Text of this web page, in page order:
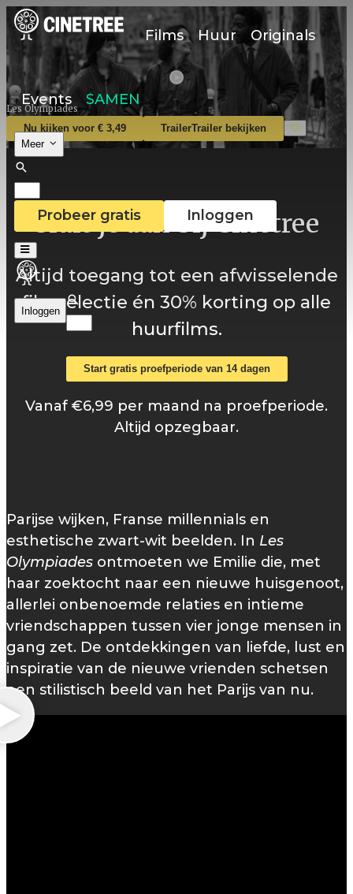
Films Huur Originals
Events SAMEN
Meer
Probeer gratis Inloggen
Inloggen
Les Olympiades
Nu kijken voor € 3,49 TrailerTrailer bekijken
Sluit je aan bij Cinetree
Altijd toegang tot een afwisselende
filmselectie én 30% korting op alle
huurfilms.
Start gratis proefperiode van 14 dagen
Vanaf €6,99 per maand na proefperiode.
Altijd opzegbaar.
Parijse wijken, Franse millennials en
esthetische zwart-wit beelden. In Les
Olympiades ontmoeten we Emilie die, met
haar zoektocht naar een nieuwe huisgenoot,
allerlei onbenoemde relaties en intieme
vriendschappen tussen vier jonge mensen in
gang zet. De ontdekkingen van liefde, lust en
inspiratie van de nieuwe vrienden schetsen
een stilistisch beeld van het Parijs van nu.